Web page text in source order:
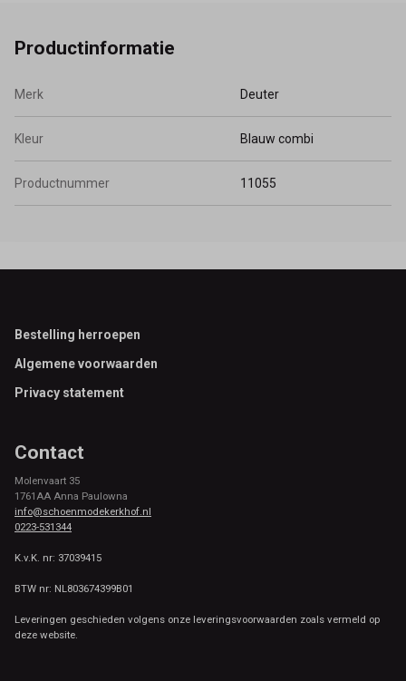
Productinformatie
Merk Deuter
Kleur Blauw combi
Productnummer 11055
Footer
Bestelling herroepen
Algemene voorwaarden
Privacy statement
Contact
Molenvaart 35
1761AA Anna Paulowna
info@schoenmodekerkhof.nl
0223-531344
K.v.K. nr: 37039415
BTW nr: NL803674399B01
Leveringen geschieden volgens onze leveringsvoorwaarden zoals vermeld op
deze website.